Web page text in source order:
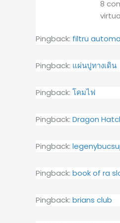
8
Pingback: filtru
Pingback: แผ่นปูทางเดิน
Pingback: โคมไฟ
Pingback: Dragon
Pingback:
Pingback: book of ra
Pingback: brians club